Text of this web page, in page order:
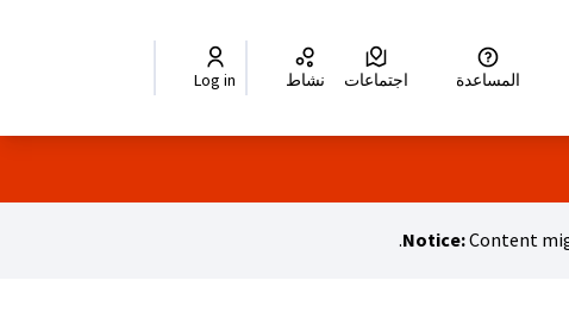
Sprache wählen Choose languageElegir el idiomaChoisir laالمساعدة اجتماعات نشاط Log in
Notice:Content